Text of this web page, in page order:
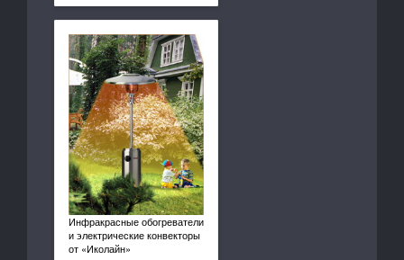
Инфракрасные обогреватели
и электрические конвекторы
от «Иколайн»